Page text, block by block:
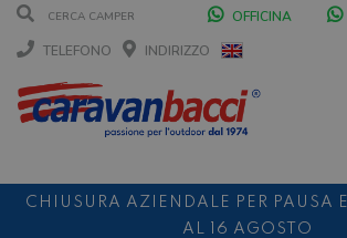
OFFICINA
TELEFONO
INDIRIZZO
CHIUSURA AZIENDALE PER PAUSA
AL 16 AGOSTO